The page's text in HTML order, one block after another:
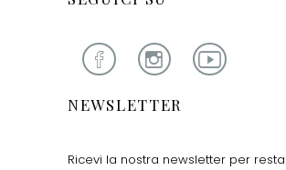
NEWSLETTER
Ricevi la nostra newsletter per